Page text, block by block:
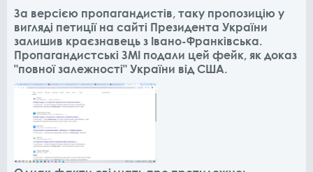
За версією пропагандистів, таку пропозицію у
вигляді петиції на сайті Президента України
залишив краєзнавець з Івано-Франківська.
Пропагандистські ЗМІ подали цей фейк, як доказ
"повної залежності" України від США.